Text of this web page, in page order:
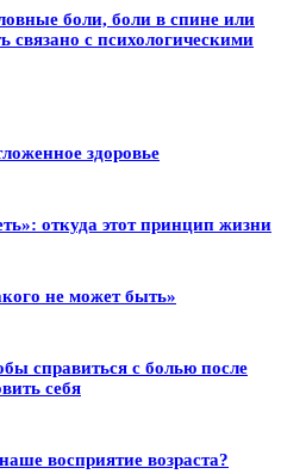
боли, боли в спине или
связано с психологическими
здоровье
откуда этот принцип жизни
не может быть»
справиться с болью после
себя
восприятие возраста?